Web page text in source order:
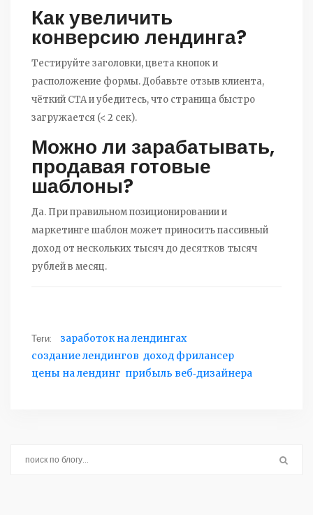
Как увеличить
конверсию лендинга?
Тестируйте заголовки, цвета кнопок и
расположение формы. Добавьте отзыв клиента,
чёткий CTA и убедитесь, что страница быстро
загружается (< 2 сек).
Можно ли зарабатывать,
продавая готовые
шаблоны?
Да. При правильном позиционировании и
маркетинге шаблон может приносить пассивный
доход от нескольких тысяч до десятков тысяч
рублей в месяц.
Теги:
заработок на лендингах
создание лендингов доход фрилансер
цены на лендинг прибыль веб‑дизайнера